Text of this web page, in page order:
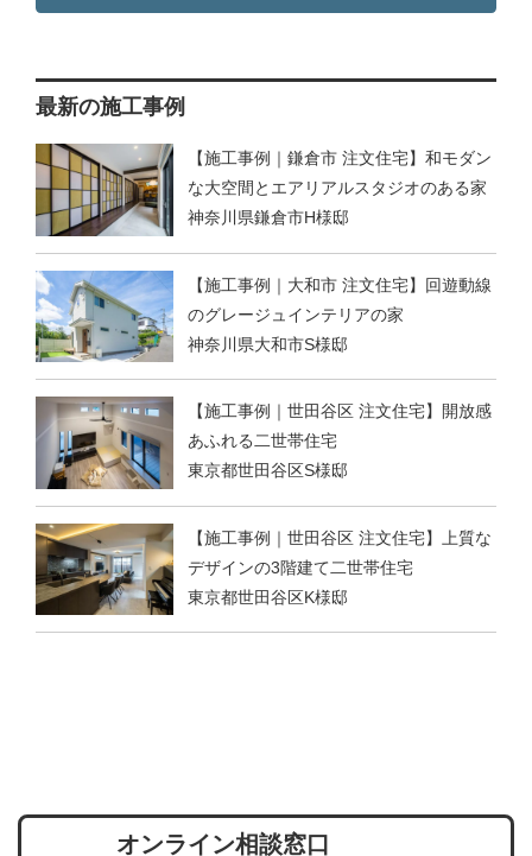
最新の施工事例
【施工事例｜鎌倉市 注文住宅】和モダン
な大空間とエアリアルスタジオのある家
神奈川県鎌倉市H様邸
【施工事例｜大和市 注文住宅】回遊動線
のグレージュインテリアの家
神奈川県大和市S様邸
【施工事例｜世田谷区 注文住宅】開放感
あふれる二世帯住宅
東京都世田谷区S様邸
【施工事例｜世田谷区 注文住宅】上質な
デザインの3階建て二世帯住宅
東京都世田谷区K様邸
オンライン相談窓口